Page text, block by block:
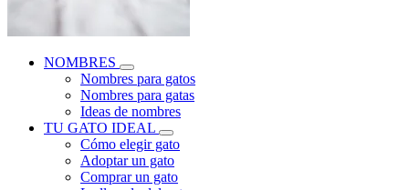
NOMBRES
Nombres para gatos
Nombres para gatas
Ideas de nombres
TU GATO IDEAL
Cómo elegir gato
Adoptar un gato
Comprar un gato